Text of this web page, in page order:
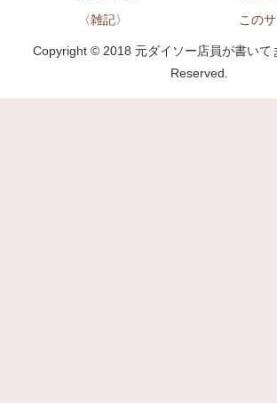
〈雑記〉
この
Copyright © 2018 元ダイソー店員が書いて
Reserved.